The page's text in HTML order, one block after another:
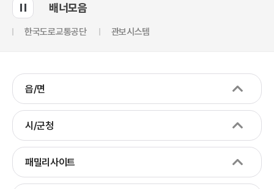
배너모음
한국도로교통공단 관보시스템
읍/면
시/군청
패밀리사이트